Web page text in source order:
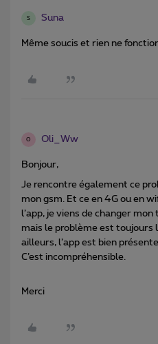
S Suna
Même soucis et rien ne
O Oli_Ww
Bonjour,
Je rencontre également ce
mon gsm. Et ce en 4G ou en
l’app, je viens de changer
mais le problème est toujours
ailleurs, l’app est bien
C’est incompréhensible.
Merci